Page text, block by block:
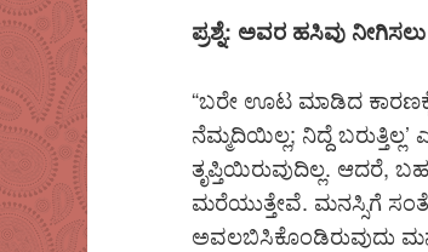
ಪ್ರಶ್ನೆ: ಅವರ ಹಸಿವು
“ಬರೇ ಊಟ ಮಾಡಿದ
ನೆಮ್ಮದಿಯಿಲ್ಲ; ನಿದ್ದೆ
ತೃಪ್ತಿಯಿರುವುದಿಲ್ಲ. ಆದರೆ,
ಮರೆಯುತ್ತೇವೆ. ಮನಸ್ಸಿಗೆ
ಅವಲಬಿಸಿಕೊಂಡಿರುವುದು